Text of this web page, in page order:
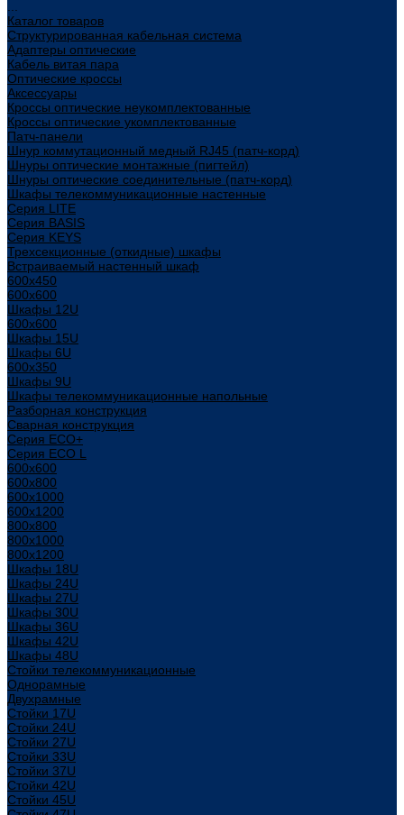
Каталог товаров
Структурированная кабельная система
Адаптеры оптические
Кабель витая пара
Оптические кроссы
Аксессуары
Кроссы оптические неукомплектованные
Кроссы оптические укомплектованные
Патч-панели
Шнур коммутационный медный RJ45 (патч-корд)
Шнуры оптические монтажные (пигтейл)
Шнуры оптические соединительные (патч-корд)
Шкафы телекоммуникационные настенные
Cерия LITE
Cерия BASIS
Cерия KEYS
Трехсекционные (откидные) шкафы
Встраиваемый настенный шкаф
600x450
600x600
Шкафы 12U
600x600
Шкафы 15U
Шкафы 6U
600x350
Шкафы 9U
Шкафы телекоммуникационные напольные
Разборная конструкция
Сварная конструкция
Серия ECO+
Серия ECO L
600x600
600x800
600х1000
600х1200
800x800
800х1000
800х1200
Шкафы 18U
Шкафы 24U
Шкафы 27U
Шкафы 30U
Шкафы 36U
Шкафы 42U
Шкафы 48U
Стойки телекоммуникационные
Однорамные
Двухрамные
Стойки 17U
Стойки 24U
Стойки 27U
Стойки 33U
Стойки 37U
Стойки 42U
Стойки 45U